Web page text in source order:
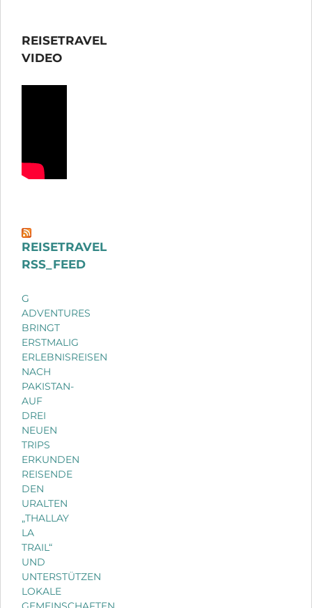
REISETRAVEL
VIDEO
REISETRAVEL
RSS_FEED
G
ADVENTURES
BRINGT
ERSTMALIG
ERLEBNISREISEN
NACH
PAKISTAN-
AUF
DREI
NEUEN
TRIPS
ERKUNDEN
REISENDE
DEN
URALTEN
„THALLAY
LA
TRAIL“
UND
UNTERSTÜTZEN
LOKALE